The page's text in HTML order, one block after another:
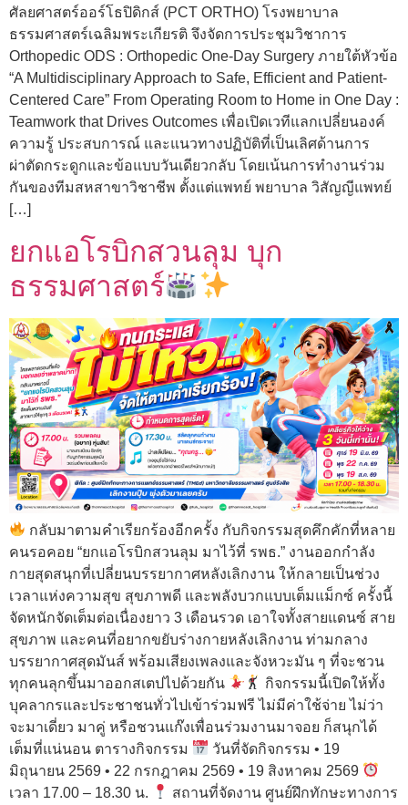
ศัลยศาสตร์ออร์โธปิดิกส์ (PCT ORTHO) โรงพยาบาล
ธรรมศาสตร์เฉลิมพระเกียรติ จึงจัดการประชุมวิชาการ
Orthopedic ODS : Orthopedic One-Day Surgery ภายใต้หัวข้อ
“A Multidisciplinary Approach to Safe, Efficient and Patient-
Centered Care” From Operating Room to Home in One Day :
Teamwork that Drives Outcomes เพื่อเปิดเวทีแลกเปลี่ยนองค์
ความรู้ ประสบการณ์ และแนวทางปฏิบัติที่เป็นเลิศด้านการ
ผ่าตัดกระดูกและข้อแบบวันเดียวกลับ โดยเน้นการทำงานร่วม
กันของทีมสหสาขาวิชาชีพ ตั้งแต่แพทย์ พยาบาล วิสัญญีแพทย์
[…]
ยกแอโรบิกสวนลุม บุก
ธรรมศาสตร์
กลับมาตามคำเรียกร้องอีกครั้ง กับกิจกรรมสุดคึกคักที่หลาย
คนรอคอย “ยกแอโรบิกสวนลุม มาไว้ที่ รพธ.” งานออกกำลัง
กายสุดสนุกที่เปลี่ยนบรรยากาศหลังเลิกงาน ให้กลายเป็นช่วง
เวลาแห่งความสุข สุขภาพดี และพลังบวกแบบเต็มแม็กซ์ ครั้งนี้
จัดหนักจัดเต็มต่อเนื่องยาว 3 เดือนรวด เอาใจทั้งสายแดนซ์ สาย
สุขภาพ และคนที่อยากขยับร่างกายหลังเลิกงาน ท่ามกลาง
บรรยากาศสุดมันส์ พร้อมเสียงเพลงและจังหวะมัน ๆ ที่จะชวน
ทุกคนลุกขึ้นมาออกสเตปไปด้วยกัน
กิจกรรมนี้เปิดให้ทั้ง
บุคลากรและประชาชนทั่วไปเข้าร่วมฟรี ไม่มีค่าใช้จ่าย ไม่ว่า
จะมาเดี่ยว มาคู่ หรือชวนแก๊งเพื่อนร่วมงานมาจอย ก็สนุกได้
เต็มที่แน่นอน ตารางกิจกรรม
วันที่จัดกิจกรรม • 19
มิถุนายน 2569 • 22 กรกฎาคม 2569 • 19 สิงหาคม 2569
เวลา 17.00 – 18.30 น.
สถานที่จัดงาน ศูนย์ฝึกทักษะทางการ